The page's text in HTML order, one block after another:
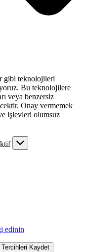
gibi teknolojileri
Bu teknolojilere
veya benzersiz
Onay vermemek
işlevleri olumsuz
edinin
Tercihleri Kaydet